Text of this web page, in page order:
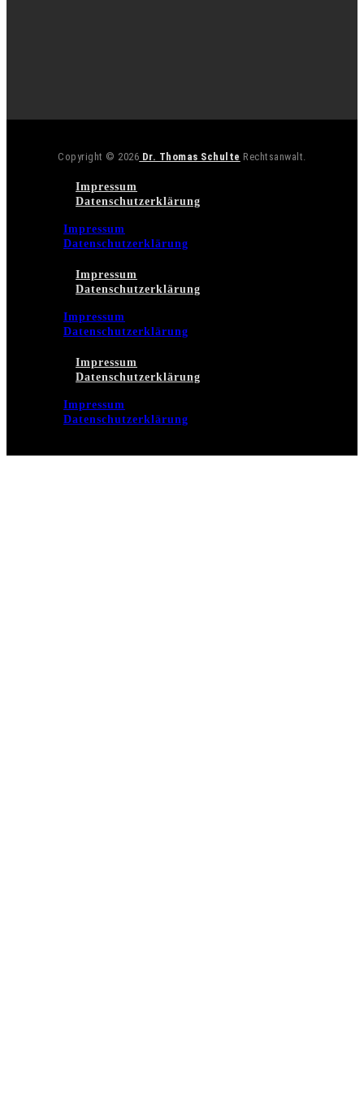
Copyright © 2026 Dr. Thomas Schulte Rechtsanwalt.
Impressum
Datenschutzerklärung
Impressum
Datenschutzerklärung
Impressum
Datenschutzerklärung
Impressum
Datenschutzerklärung
Impressum
Datenschutzerklärung
Impressum
Datenschutzerklärung